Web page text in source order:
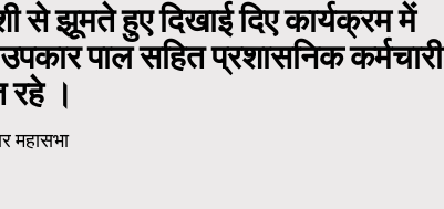
से झूमते हुए दिखाई दिए कार्यक्रम में
पाल सहित प्रशासनिक कर्मचारी
रहे ।
महासभा